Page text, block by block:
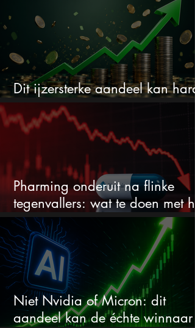
Dit ijzersterke aandeel kan hard
stijgen maar bijna niemand kijkt
Pharming onderuit na flinke
tegenvallers: wat te doen met
aandeel?
Niet Nvidia of Micron: dit
aandeel kan de échte winnaar